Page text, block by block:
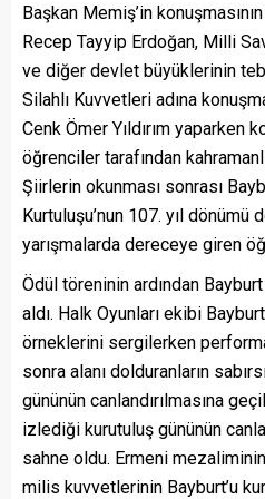
Başkan Memiş’in
Recep Tayyip Erdoğan, Milli
ve diğer devlet büyüklerinin
Silahlı Kuvvetleri adına
Cenk Ömer Yıldırım yaparken
öğrenciler tarafından
Şiirlerin okunması sonrası
Kurtuluşu’nun 107. yıl dönümü
yarışmalarda dereceye giren
Ödül töreninin ardından
aldı. Halk Oyunları ekibi
örneklerini sergilerken
sonra alanı dolduranların
gününün canlandırılmasına
izlediği kurutuluş gününün
sahne oldu. Ermeni mezaliminin
milis kuvvetlerinin Bayburt’u